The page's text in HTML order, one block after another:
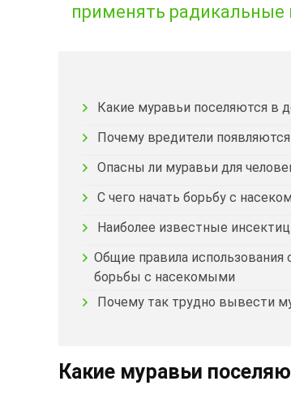
применять
Какие муравьи поселяются в
Почему вредители
Опасны ли муравьи для
С чего начать борьбу с
Наиболее известные
Общие правила использования
борьбы с насекомыми
Почему так трудно вывести
Какие муравьи